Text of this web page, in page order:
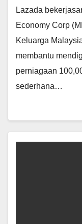
Lazada
Economy Corp
Keluarga
membantu
perniagaan
sederhana…